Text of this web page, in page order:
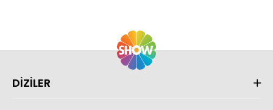
DİZİLER